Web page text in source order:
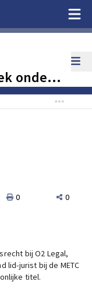
onder
–
0 0
bij O2 Legal,
lid-jurist bij de METC
titel.